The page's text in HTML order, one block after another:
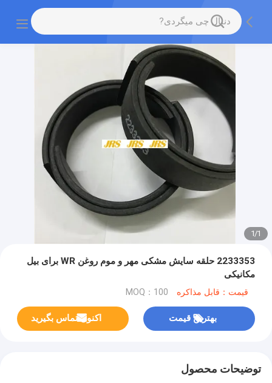
1
/
1
2233353 حلقه سایش مشکی مهر و موم روغن WR برای بیل
مکانیکی
قیمت：قابل مذاکره MOQ：100
بهترین قیمت اکنون تماس بگیرید
توضیحات محصول